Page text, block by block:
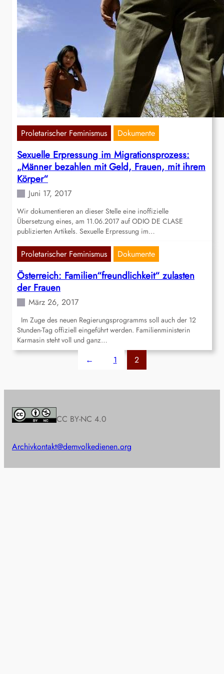
Proletarischer Feminismus Dokumente
Sexuelle Erpressung im Migrationsprozess:
„Männer bezahlen mit Geld, Frauen, mit ihrem
Körper“
Juni 17, 2017
Wir dokumentieren an dieser Stelle eine inoffizielle
Übersetzung eines, am 11.06.2017 auf ODIO DE CLASE
publizierten Artikels. Sexuelle Erpressung im…
Proletarischer Feminismus Dokumente
Österreich: Familien“freundlichkeit“ zulasten
der Frauen
März 26, 2017
Im Zuge des neuen Regierungsprogramms soll auch der 12
Stunden-Tag offiziell eingeführt werden. Familienministerin
Karmasin steht voll und ganz…
← 1 2
CC BY-NC 4.0
Archivkontakt@demvolkedienen.org